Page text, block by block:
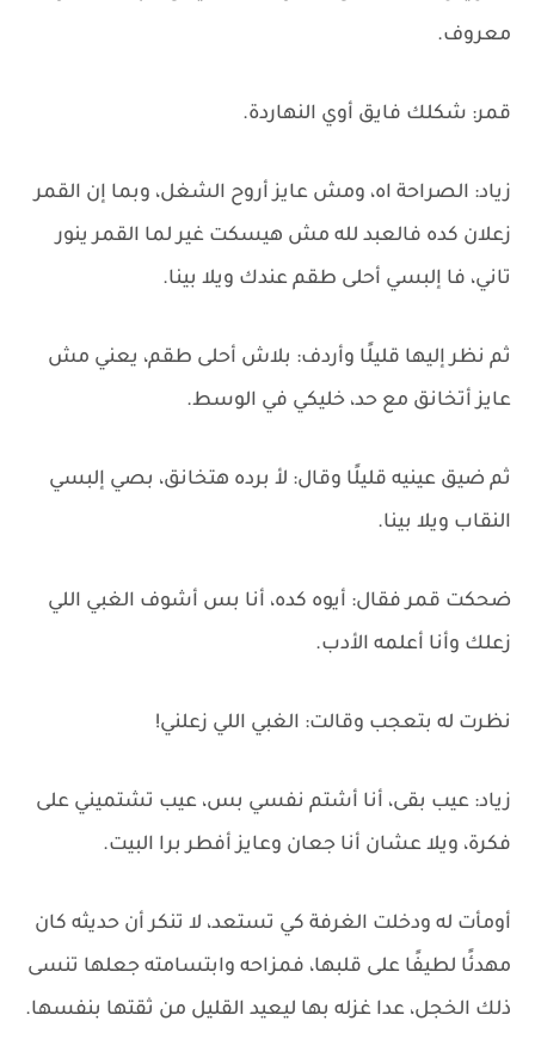
معروف.
قمر: شكلك فايق أوي النهاردة.
زياد: الصراحة اه، ومش عايز أروح الشغل، وبما إن القمر
زعلان كده فالعبد لله مش هيسكت غير لما القمر ينور
تاني، فا إلبسي أحلى طقم عندك ويلا بينا.
ثم نظر إليها قليلًا وأردف: بلاش أحلى طقم، يعني مش
عايز أتخانق مع حد، خليكي في الوسط.
ثم ضيق عينيه قليلًا وقال: لأ برده هتخانق، بصي إلبسي
النقاب ويلا بينا.
ضحكت قمر فقال: أيوه كده، أنا بس أشوف الغبي اللي
زعلك وأنا أعلمه الأدب.
نظرت له بتعجب وقالت: الغبي اللي زعلني!
زياد: عيب بقى، أنا أشتم نفسي بس، عيب تشتميني على
فكرة، ويلا عشان أنا جعان وعايز أفطر برا البيت.
أومأت له ودخلت الغرفة كي تستعد، لا تنكر أن حديثه كان
مهدئًا لطيفًا على قلبها، فمزاحه وابتسامته جعلها تنسى
ذلك الخجل، عدا غزله بها ليعيد القليل من ثقتها بنفسها.